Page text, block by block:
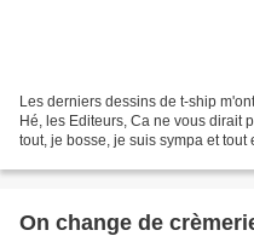
Les derniers dessins de t-ship
Hé, les Editeurs, Ca ne vous dirait
tout, je bosse, je suis sympa et tout
On change de